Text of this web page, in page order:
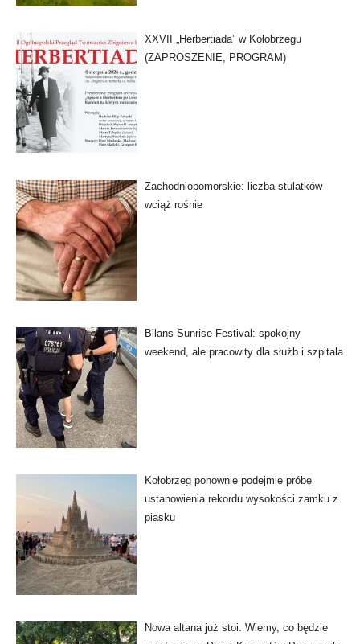
XXVII „Herbertiada” w Kołobrzegu
(ZAPROSZENIE, PROGRAM)
Zachodniopomorskie: liczba stulatków
wciąż rośnie
Bilans Sunrise Festival: spokojny
weekend, ale pracowity dla służb i szpitala
Kołobrzeg ponownie podejmie próbę
ustanowienia rekordu wysokości zamku z
piasku
Nowa altana już stoi. Wiemy, co będzie